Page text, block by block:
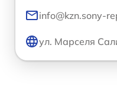
info@kzn.sony-
ул. Марселя